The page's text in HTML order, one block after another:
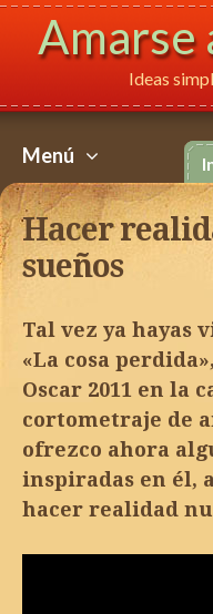
Amarse
Ideas
Menú
Skip
to
content
Hacer
sueños
Tal vez ya hayas
«La cosa
Oscar 2011 en la
cortometraje de
ofrezco ahora
inspiradas en él,
hacer realidad